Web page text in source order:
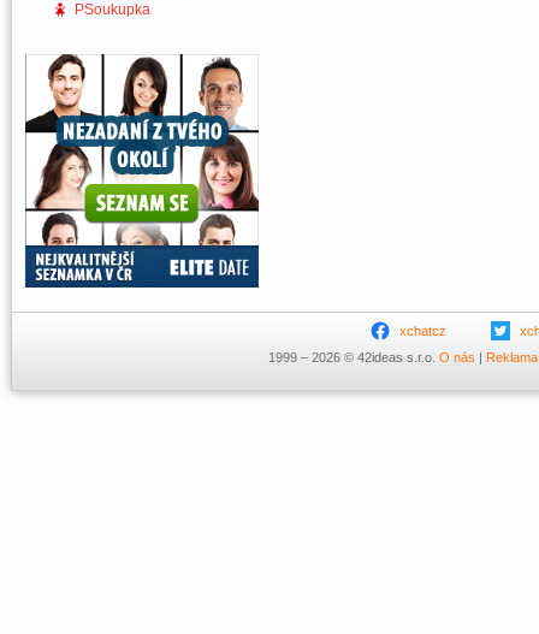
PSoukupka
xchatcz
1999 – 2026 © 42ideas s.r.o. O nás | Reklama